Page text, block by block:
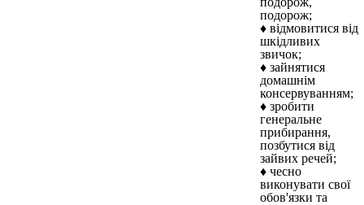
подорож;
♦ відмовитися від
шкідливих
звичок;
♦ зайнятися
домашнім
консервуванням;
♦ зробити
генеральне
прибирання,
позбутися від
зайвих речей;
♦ чесно
виконувати свої
обов'язки та